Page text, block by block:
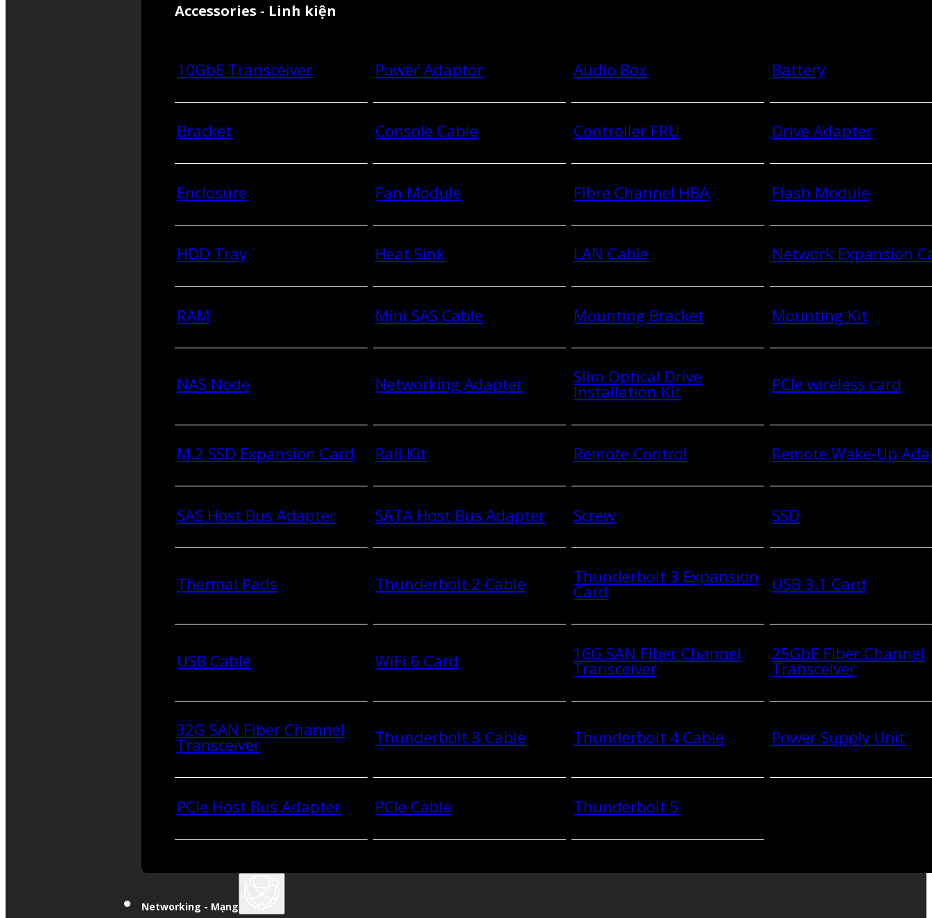
Accessories - Linh kiện
10GbE Transceiver Power Adaptor Audio Box Battery
Bracket Console Cable Controller FRU Drive Adapter
Enclosure Fan Module Fibre Channel HBA Flash Module
HDD Tray Heat Sink LAN Cable Network Expansion
RAM Mini SAS Cable Mounting Bracket Mounting Kit
NAS Node Networking Adapter Slim Optical Drive
Installation Kit PCIe wireless card
M.2 SSD Expansion Card Rail Kit Remote Control Remote Wake-Up
SAS Host Bus Adapter SATA Host Bus Adapter Screw SSD
Thermal Pads Thunderbolt 2 Cable Thunderbolt 3 Expansion
Card USB 3.1 Card
USB Cable WiFi 6 Card 16G SAN Fiber Channel
Transceiver
25GbE Fiber Channel
Transceiver
32G SAN Fiber Channel
Transceiver Thunderbolt 3 Cable Thunderbolt 4 Cable Power Supply Unit
PCIe Host Bus Adapter PCIe Cable Thunderbolt 5
Networking - Mạng